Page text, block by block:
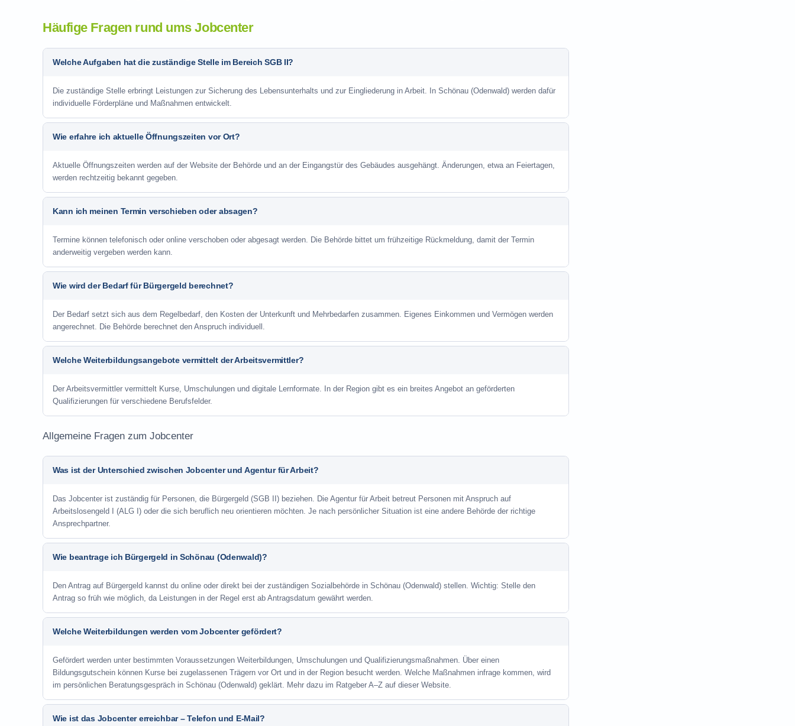
Häufige Fragen rund ums Jobcenter
Welche Aufgaben hat die zuständige Stelle im Bereich SGB II?
Die zuständige Stelle erbringt Leistungen zur Sicherung des Lebensunterhalts und zur Eingliederung in Arbeit. In Schönau (Odenwald) werden dafür
individuelle Förderpläne und Maßnahmen entwickelt.
Wie erfahre ich aktuelle Öffnungszeiten vor Ort?
Aktuelle Öffnungszeiten werden auf der Website der Behörde und an der Eingangstür des Gebäudes ausgehängt. Änderungen, etwa an Feiertagen,
werden rechtzeitig bekannt gegeben.
Kann ich meinen Termin verschieben oder absagen?
Termine können telefonisch oder online verschoben oder abgesagt werden. Die Behörde bittet um frühzeitige Rückmeldung, damit der Termin
anderweitig vergeben werden kann.
Wie wird der Bedarf für Bürgergeld berechnet?
Der Bedarf setzt sich aus dem Regelbedarf, den Kosten der Unterkunft und Mehrbedarfen zusammen. Eigenes Einkommen und Vermögen werden
angerechnet. Die Behörde berechnet den Anspruch individuell.
Welche Weiterbildungsangebote vermittelt der Arbeitsvermittler?
Der Arbeitsvermittler vermittelt Kurse, Umschulungen und digitale Lernformate. In der Region gibt es ein breites Angebot an geförderten
Qualifizierungen für verschiedene Berufsfelder.
Allgemeine Fragen zum Jobcenter
Was ist der Unterschied zwischen Jobcenter und Agentur für Arbeit?
Das Jobcenter ist zuständig für Personen, die Bürgergeld (SGB II) beziehen. Die Agentur für Arbeit betreut Personen mit Anspruch auf
Arbeitslosengeld I (ALG I) oder die sich beruflich neu orientieren möchten. Je nach persönlicher Situation ist eine andere Behörde der richtige
Ansprechpartner.
Wie beantrage ich Bürgergeld in Schönau (Odenwald)?
Den Antrag auf Bürgergeld kannst du online oder direkt bei der zuständigen Sozialbehörde in Schönau (Odenwald) stellen. Wichtig: Stelle den
Antrag so früh wie möglich, da Leistungen in der Regel erst ab Antragsdatum gewährt werden.
Welche Weiterbildungen werden vom Jobcenter gefördert?
Gefördert werden unter bestimmten Voraussetzungen Weiterbildungen, Umschulungen und Qualifizierungsmaßnahmen. Über einen
Bildungsgutschein können Kurse bei zugelassenen Trägern vor Ort und in der Region besucht werden. Welche Maßnahmen infrage kommen, wird
im persönlichen Beratungsgespräch in Schönau (Odenwald) geklärt. Mehr dazu im Ratgeber A–Z auf dieser Website.
Wie ist das Jobcenter erreichbar – Telefon und E-Mail?